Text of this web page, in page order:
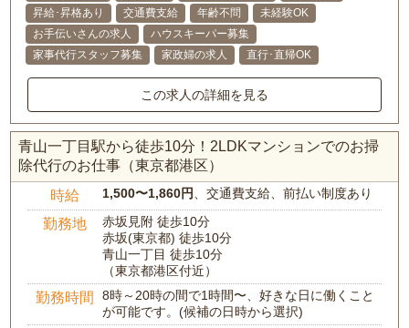
昇給･昇格あり
交通費支給 年齢不問
未経験OK
お手伝いさんの求人
ハウスキーパー募集
家事代行スタッフ募集
家政婦の求人 直行･直帰OK
この求人の詳細を見る
青山一丁目駅から徒歩10分！2LDKマンションでのお掃
除代行のお仕事（東京都港区）
時給 1,500〜1,860円、交通費支給、前払い制度あり
勤務地
赤坂見附 徒歩10分
赤坂(東京都) 徒歩10分
青山一丁目 徒歩10分
（東京都港区付近）
勤務時間
8時～20時の間で1時間〜、好きな日に働くこと
が可能です。(候補の日時から選択)